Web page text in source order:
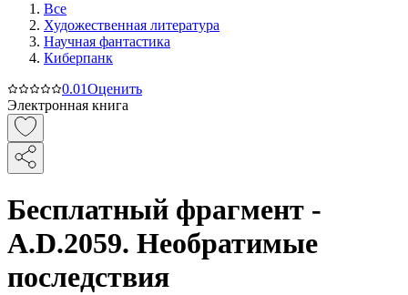
Все
Художественная литература
Научная фантастика
Киберпанк
0.01Оценить
Электронная книга
Бесплатный фрагмент -
A.D.2059. Необратимые
последствия